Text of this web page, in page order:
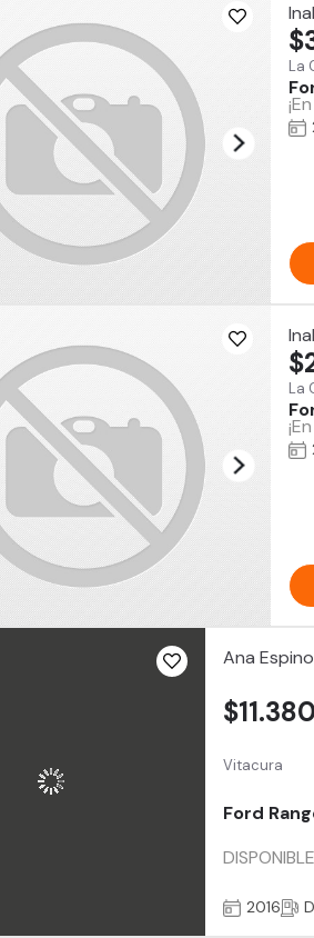
La
La
Ana
Vitacura
Ford
2016